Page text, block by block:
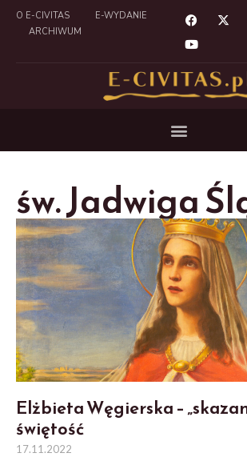
O E-CIVITAS
E-WYDANIE
ARCHIWUM
św. Jadwiga
Elżbieta Węgierska –
świętość
17.11.2022